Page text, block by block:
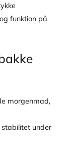
funktion på
morgenmad,
under